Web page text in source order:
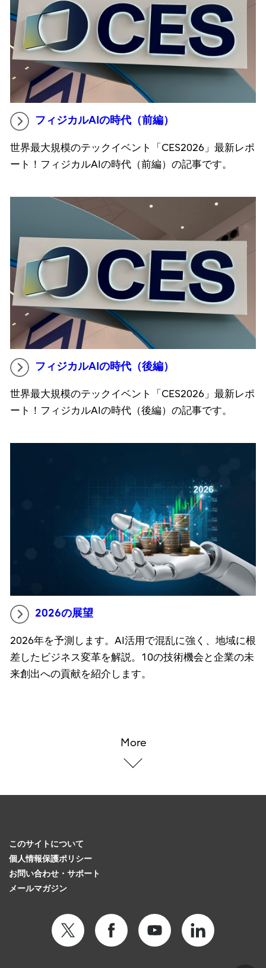
フィジカルAIの時代（前編）
世界最大規模のテックイベント「CES2026」最新レポ
ート！フィジカルAIの時代（前編）の記事です。
フィジカルAIの時代（後編）
世界最大規模のテックイベント「CES2026」最新レポ
ート！フィジカルAIの時代（後編）の記事です。
2026の展望
2026年を予測します。AI活用で混乱に強く、地域に根
差したビジネス変革を解説。10の技術機会と企業の未
来創出への貢献を紹介します。
More
このサイトについて
個人情報保護ポリシー
お問い合わせ・サポート
メールマガジン